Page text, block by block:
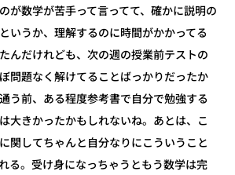
が数学が苦手って言ってて、確かに説明の
いうか、理解するのに時間がかかってる
んだけれども、次の週の授業前テストの
問題なく解けてることばっかりだったか
う前、ある程度参考書で自分で勉強する
大きかったかもしれないね。あとは、こ
関してちゃんと自分なりにこういうこと
る。受け身になっちゃうともう数学は完